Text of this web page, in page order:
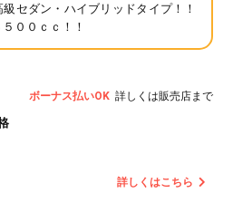
級セダン・ハイブリッドタイプ！！
００ｃｃ！！
ボーナス払いOK 詳しくは販売店まで
詳しくはこちら